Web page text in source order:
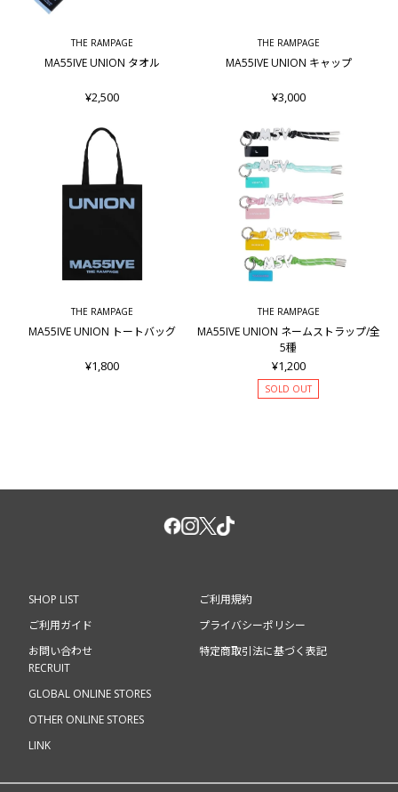
THE RAMPAGE
MA55IVE UNION タオル
¥2,500
THE RAMPAGE
MA55IVE UNION キャップ
¥3,000
THE RAMPAGE
MA55IVE UNION トートバッグ
¥1,800
THE RAMPAGE
MA55IVE UNION ネームストラップ/全
5種
¥1,200
SOLD OUT
SHOP LIST
ご利用ガイド
お問い合わせ
ご利用規約
プライバシーポリシー
特定商取引法に基づく表記
RECRUIT
GLOBAL ONLINE STORES
OTHER ONLINE STORES
LINK